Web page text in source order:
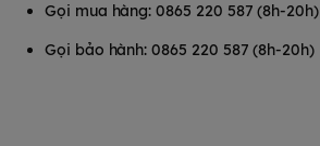
Gọi mua hàng: 0865 220 587 (8h-20h)
Gọi bảo hành: 0865 220 587 (8h-20h)